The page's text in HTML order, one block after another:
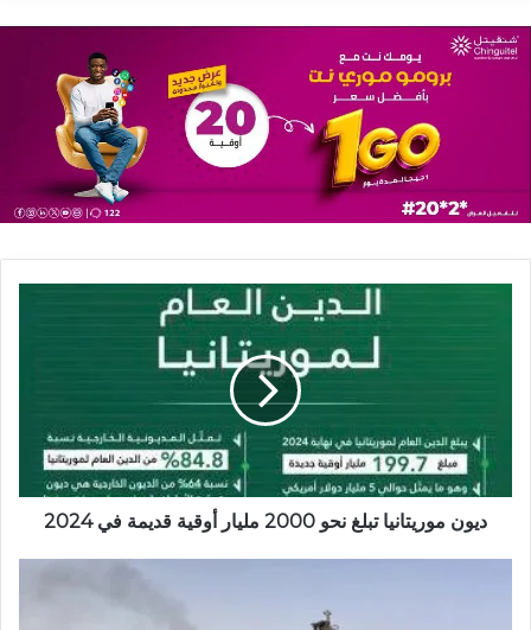
ديون موريتانيا تبلغ نحو 2000 مليار أوقية قديمة في 2024